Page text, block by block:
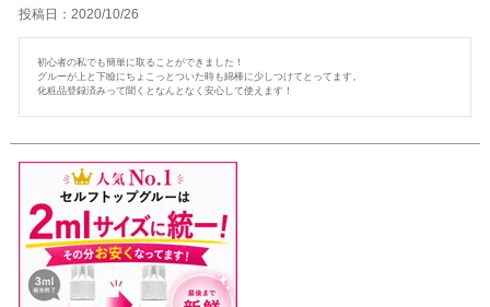
投稿日 2020/10/26
初心者の私でも簡単に取ることができました！
グルーが上と下瞼にちょこっとついた時も綿棒に少しつけてとってます。
化粧品登録済みって聞くとなんとなく安心して使えます！